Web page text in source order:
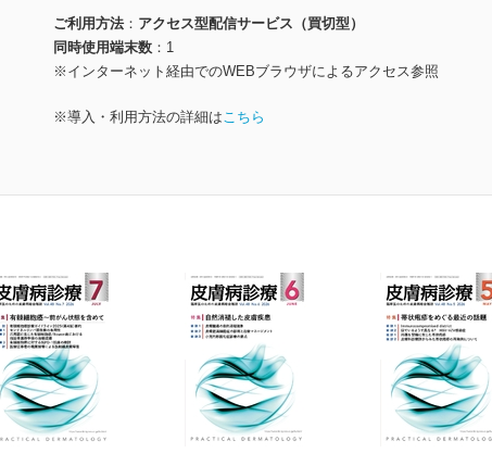
ご利用方法
アクセス型配信サービス（買切型）
同時使用端末数
1
※インターネット経由でのWEBブラウザによるアクセス参照
※導入・利用方法の詳細はこちら